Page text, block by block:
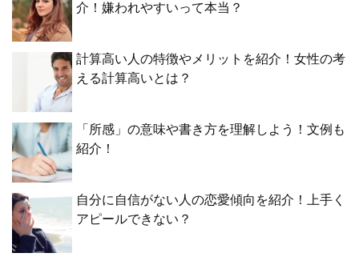
介！嫌われやすいって本当？
計算高い人の特徴やメリットを紹介！女性の考
える計算高いとは？
「所感」の意味や書き方を理解しよう！文例も
紹介！
自分に自信がない人の恋愛傾向を紹介！上手く
アピールできない？